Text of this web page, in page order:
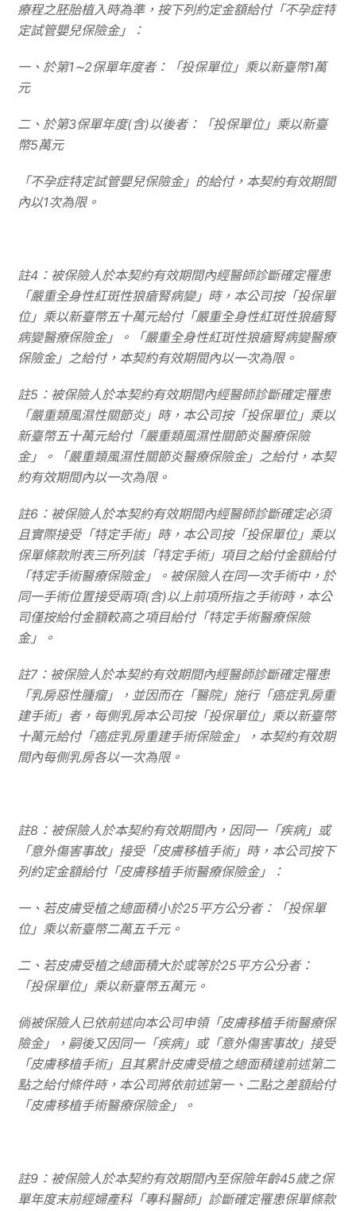
療程之胚胎植入時為準，按下列約定金額給付「不孕症特
定試管嬰兒保險金」：
一、於第1∼2保單年度者：「投保單位」乘以新臺幣1萬
元
二、於第3保單年度(含)以後者：「投保單位」乘以新臺
幣5萬元
「不孕症特定試管嬰兒保險金」的給付，本契約有效期間
內以1次為限。
註4：被保險人於本契約有效期間內經醫師診斷確定罹患
「嚴重全身性紅斑性狼瘡腎病變」時，本公司按「投保單
位」乘以新臺幣五十萬元給付「嚴重全身性紅斑性狼瘡腎
病變醫療保險金」。「嚴重全身性紅斑性狼瘡腎病變醫療
保險金」之給付，本契約有效期間內以一次為限。
註5：被保險人於本契約有效期間內經醫師診斷確定罹患
「嚴重類風濕性關節炎」時，本公司按「投保單位」乘以
新臺幣五十萬元給付「嚴重類風濕性關節炎醫療保險
金」。「嚴重類風濕性關節炎醫療保險金」之給付，本契
約有效期間內以一次為限。
註6：被保險人於本契約有效期間內經醫師診斷確定必須
且實際接受「特定手術」時，本公司按「投保單位」乘以
保單條款附表三所列該「特定手術」項目之給付金額給付
「特定手術醫療保險金」。被保險人在同一次手術中，於
同一手術位置接受兩項(含)以上前項所指之手術時，本公
司僅按給付金額較高之項目給付「特定手術醫療保險
金」。
註7：被保險人於本契約有效期間內經醫師診斷確定罹患
「乳房惡性腫瘤」，並因而在「醫院」施行「癌症乳房重
建手術」者，每側乳房本公司按「投保單位」乘以新臺幣
十萬元給付「癌症乳房重建手術保險金」，本契約有效期
間內每側乳房各以一次為限。
註8：被保險人於本契約有效期間內，因同一「疾病」或
「意外傷害事故」接受「皮膚移植手術」時，本公司按下
列約定金額給付「皮膚移植手術醫療保險金」：
一、若皮膚受植之總面積小於25平方公分者：「投保單
位」乘以新臺幣二萬五千元。
二、若皮膚受植之總面積大於或等於25平方公分者：
「投保單位」乘以新臺幣五萬元。
倘被保險人已依前述向本公司申領「皮膚移植手術醫療保
險金」，嗣後又因同一「疾病」或「意外傷害事故」接受
「皮膚移植手術」且其累計皮膚受植之總面積達前述第二
點之給付條件時，本公司將依前述第一、二點之差額給付
「皮膚移植手術醫療保險金」。
註9 ：被保險人於本契約有效期間內至保險年齡45歲之保
單年度末前經婦產科「專科醫師」診斷確定罹患保單條款